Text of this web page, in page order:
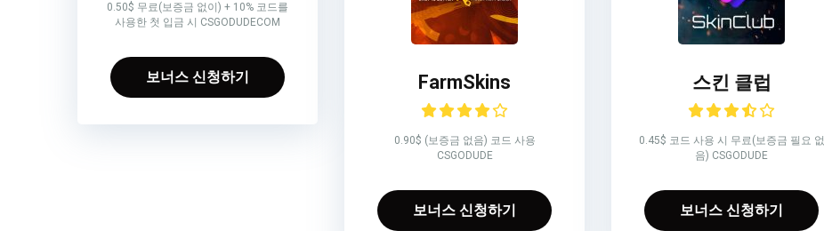
0.50$ 무료(보증금 없이) + 10% 코드를
사용한 첫 입금 시 CSGODUDECOM
보너스 신청하기 FarmSkins
0.90$ (보증금 없음) 코드 사용
CSGODUDE
보너스 신청하기
스킨 클럽
0.45$ 코드 사용 시 무료(보증금 필요 없
음) CSGODUDE
보너스 신청하기